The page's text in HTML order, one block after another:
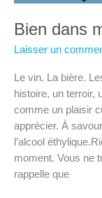
Bien dans
Laisser un
Le vin. La bière.
histoire, un terroir,
comme un plaisir
apprécier. À
l’alcool
moment. Vous ne
rappelle que